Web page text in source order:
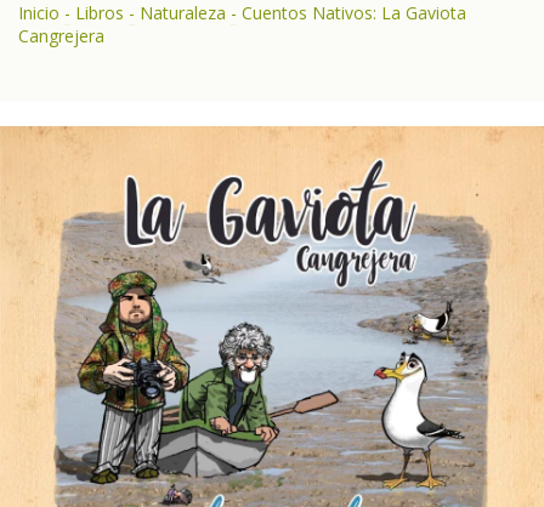
Inicio - Libros - Naturaleza - Cuentos Nativos: La Gaviota
Cangrejera